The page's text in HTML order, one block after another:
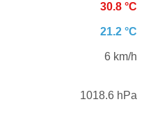
30.8 °C
21.2 °C
6 km/h
1018.6 hPa